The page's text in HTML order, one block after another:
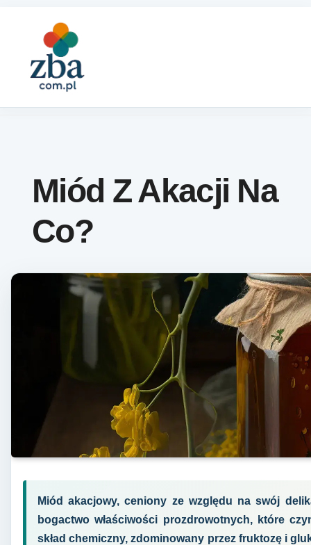
Miód Z Akacji Na
Co?
Miód akacjowy, ceniony ze względu na swój
bogactwo właściwości prozdrowotnych, które
skład chemiczny, zdominowany przez fruktozę i